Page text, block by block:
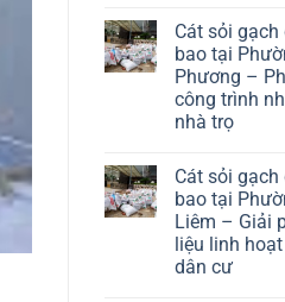
khu
đô
thị
Biên
–
Giải
pháp
vật
liệu
thuận
khu
dân
cư
phát
triển
on
Cát
sỏi
gạch
đóng
bao
tại
Mỗ
–
Giải
pháp
vật
liệu
gọn
Cát sỏi gạch
bao tại
Phương –
công trình
nhà trọ
on
Cát
sỏi
gạch
đóng
bao
tại
Cát sỏi gạch
bao tại
Liêm – Giải
liệu linh
dân cư